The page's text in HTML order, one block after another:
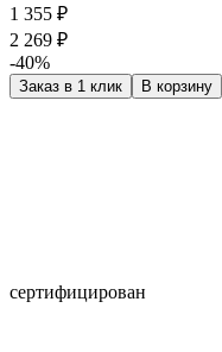
1 355 ₽
2 269 ₽
-40%
Заказ в 1 клик В корзину
сертифицирован